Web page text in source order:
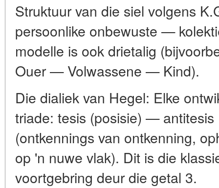
Struktuur van die siel volgens
persoonlike onbewuste —
modelle is ook drietalig
Ouer — Volwassene — Kind).
Die dialiek van Hegel: Elke
triade: tesis (posisie) —
(ontkennings van ontkenning,
op 'n nuwe vlak). Dit is die
voortgebring deur die getal 3.